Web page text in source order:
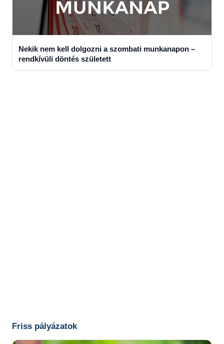
Nekik nem kell dolgozni a szombati munkanapon –
rendkívüli döntés született
Friss pályázatok